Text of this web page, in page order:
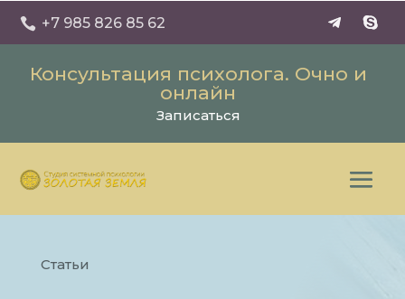
 +7 985 826 85 62
Консультация психолога. Очно и
онлайн
Записаться
Статьи